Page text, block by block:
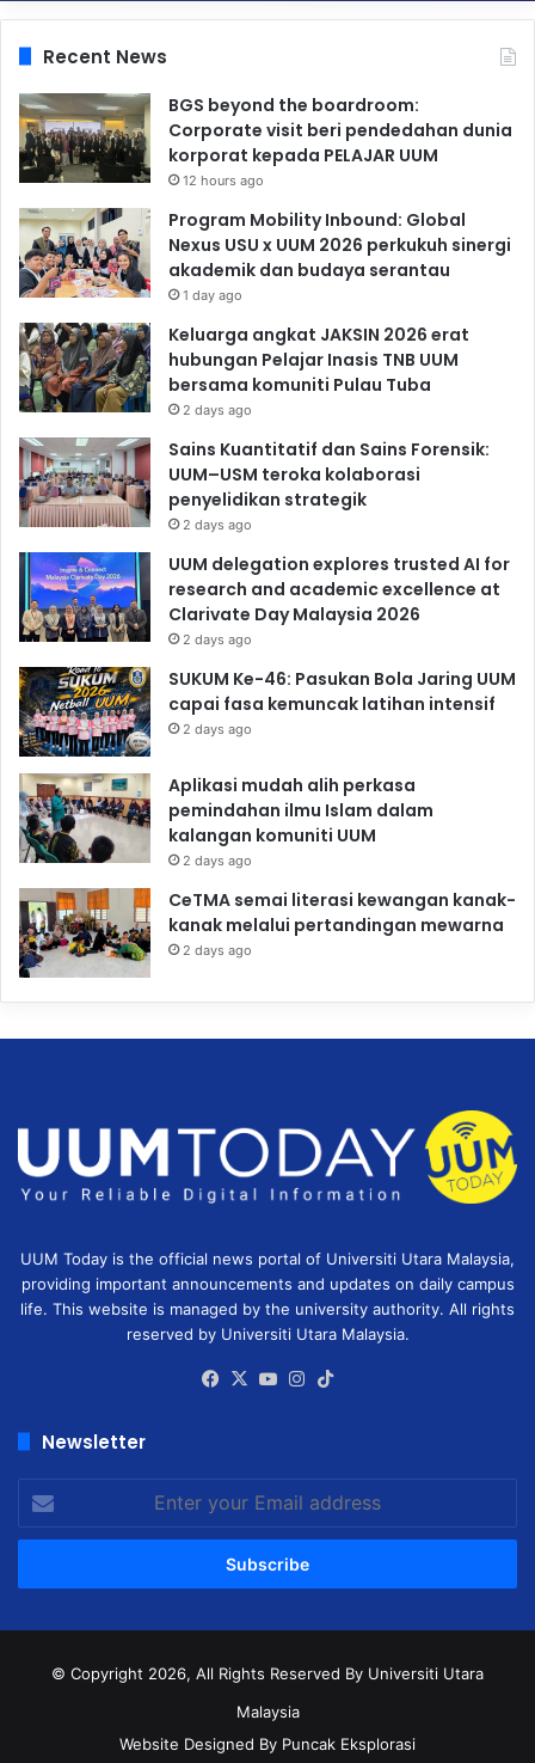
Recent News
BGS beyond the boardroom:
Corporate visit beri pendedahan dunia
korporat kepada PELAJAR UUM
12 hours ago
Program Mobility Inbound: Global
Nexus USU x UUM 2026 perkukuh sinergi
akademik dan budaya serantau
1 day ago
Keluarga angkat JAKSIN 2026 erat
hubungan Pelajar Inasis TNB UUM
bersama komuniti Pulau Tuba
2 days ago
Sains Kuantitatif dan Sains Forensik:
UUM–USM teroka kolaborasi
penyelidikan strategik
2 days ago
UUM delegation explores trusted AI for
research and academic excellence at
Clarivate Day Malaysia 2026
2 days ago
SUKUM Ke-46: Pasukan Bola Jaring UUM
capai fasa kemuncak latihan intensif
2 days ago
Aplikasi mudah alih perkasa
pemindahan ilmu Islam dalam
kalangan komuniti UUM
2 days ago
CeTMA semai literasi kewangan kanak-
kanak melalui pertandingan mewarna
2 days ago
UUM Today is the official news portal of Universiti Utara Malaysia,
providing important announcements and updates on daily campus
life. This website is managed by the university authority. All rights
reserved by Universiti Utara Malaysia.
Facebook
X YouTubeInstagram
Newsletter
your
Email
© Copyright 2026, All Rights Reserved By Universiti Utara
Malaysia
Website Designed By Puncak Eksplorasi